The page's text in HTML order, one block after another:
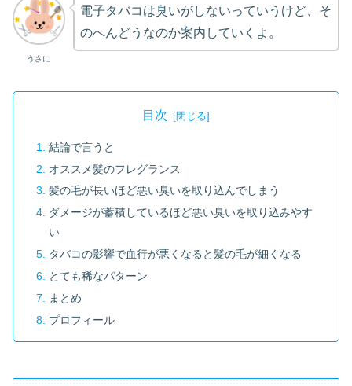
うさに
電子タバコは臭いがしないっていうけど、そ
のへんどうなのか案内していくよ。
目次
結論で言うと
オススメ髪のフレグランス
髪の毛が長いほど悪い臭いを取り込んでしまう
ダメージが蓄積しているほど悪い臭いを取り込みやす
い
タバコの影響で血行が悪くなると髪の毛が細くなる
とても稀なパターン
まとめ
プロフィール